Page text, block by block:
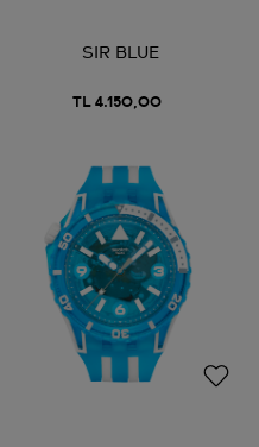
SIR BLUE
TL 4.150,00